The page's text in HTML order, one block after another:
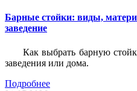
Барные стойки: виды,
заведение
Как выбрать барную
заведения или дома.
Подробнее